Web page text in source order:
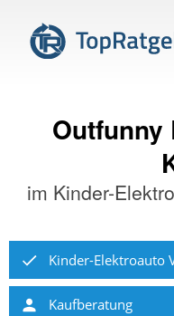
Outfunny
im Kinder-
Kinder-Elektroauto
Kaufberatung